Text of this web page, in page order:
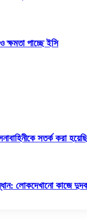
ক্ষমতা পাচ্ছে ইসি
সতর্ক করা
লোকদেখানো কাজে